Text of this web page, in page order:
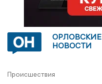
ОРЛОВСКИЕ
НОВОСТИ
Происшествия